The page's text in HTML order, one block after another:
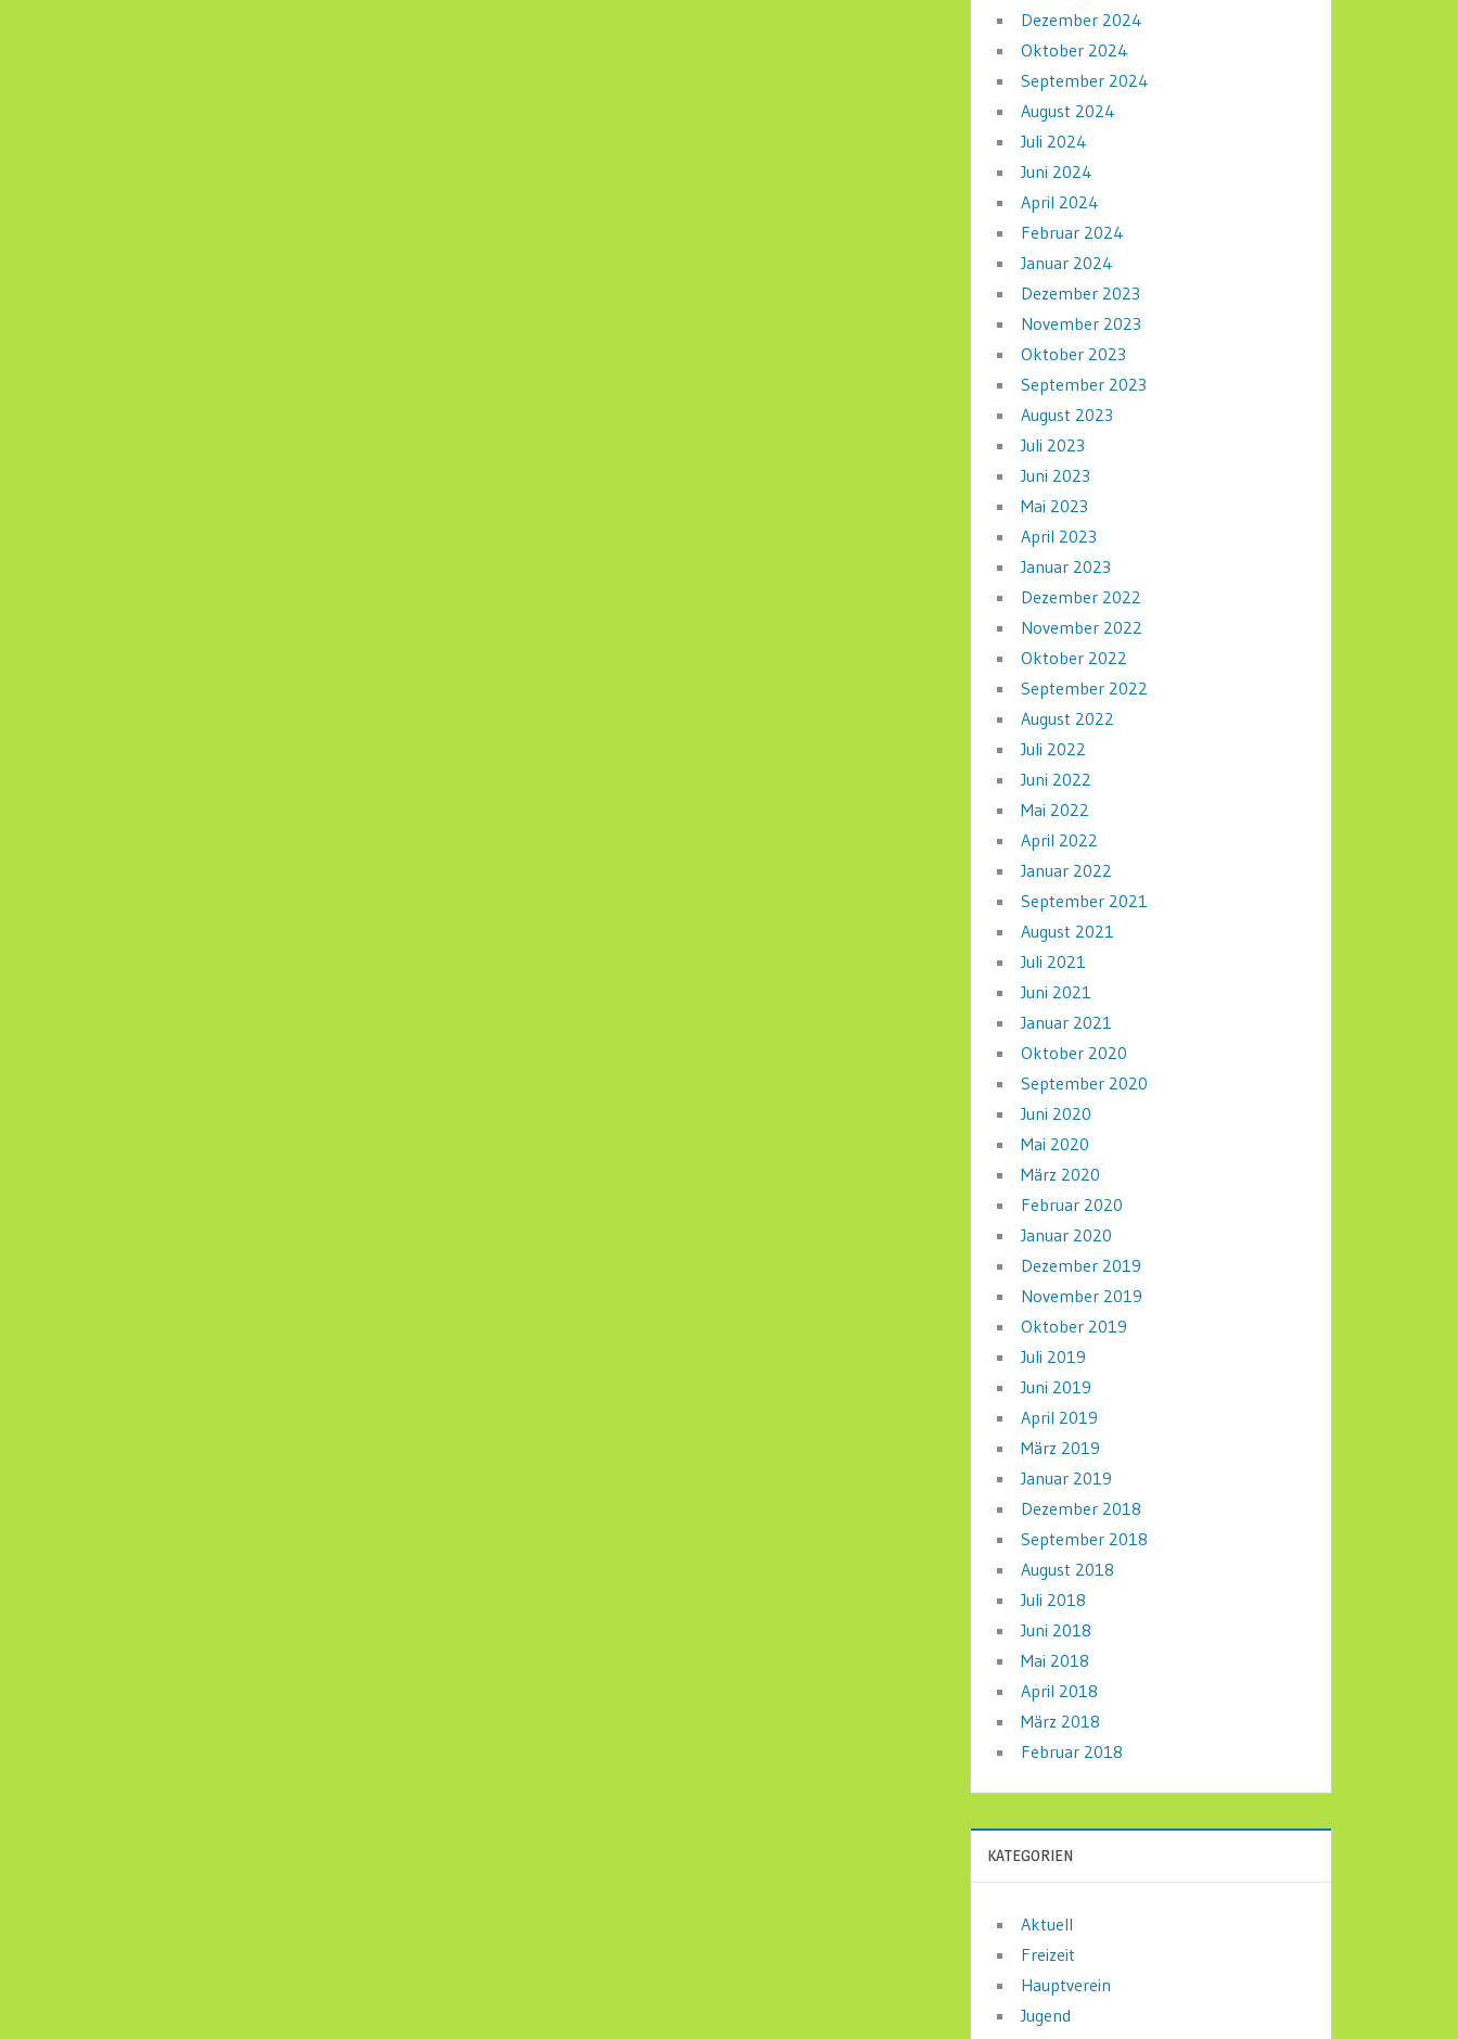
Dezember 2024
Oktober 2024
September 2024
August 2024
Juli 2024
Juni 2024
April 2024
Februar 2024
Januar 2024
Dezember 2023
November 2023
Oktober 2023
September 2023
August 2023
Juli 2023
Juni 2023
Mai 2023
April 2023
Januar 2023
Dezember 2022
November 2022
Oktober 2022
September 2022
August 2022
Juli 2022
Juni 2022
Mai 2022
April 2022
Januar 2022
September 2021
August 2021
Juli 2021
Juni 2021
Januar 2021
Oktober 2020
September 2020
Juni 2020
Mai 2020
März 2020
Februar 2020
Januar 2020
Dezember 2019
November 2019
Oktober 2019
Juli 2019
Juni 2019
April 2019
März 2019
Januar 2019
Dezember 2018
September 2018
August 2018
Juli 2018
Juni 2018
Mai 2018
April 2018
März 2018
Februar 2018
KATEGORIEN
Aktuell
Freizeit
Hauptverein
Jugend